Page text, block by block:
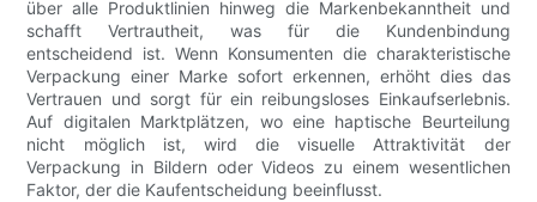
über alle Produktlinien hinweg die Markenbekanntheit und
schafft Vertrautheit, was für die Kundenbindung
entscheidend ist. Wenn Konsumenten die charakteristische
Verpackung einer Marke sofort erkennen, erhöht dies das
Vertrauen und sorgt für ein reibungsloses Einkaufserlebnis.
Auf digitalen Marktplätzen, wo eine haptische Beurteilung
nicht möglich ist, wird die visuelle Attraktivität der
Verpackung in Bildern oder Videos zu einem wesentlichen
Faktor, der die Kaufentscheidung beeinflusst.